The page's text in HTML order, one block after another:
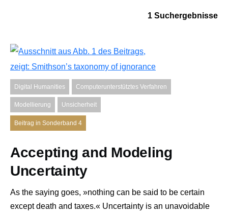
1 Suchergebnisse
Digital Humanities Computerunterstütztes Verfahren
Modellierung Unsicherheit
Beitrag in Sonderband 4
Accepting and Modeling
Uncertainty
As the saying goes, »nothing can be said to be certain
except death and taxes.« Uncertainty is an unavoidable